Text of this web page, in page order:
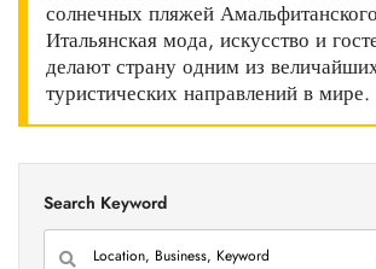
солнечных пляжей
Итальянская мода, искусство и
делают страну одним из
туристических направлений в мире.
Search Keyword